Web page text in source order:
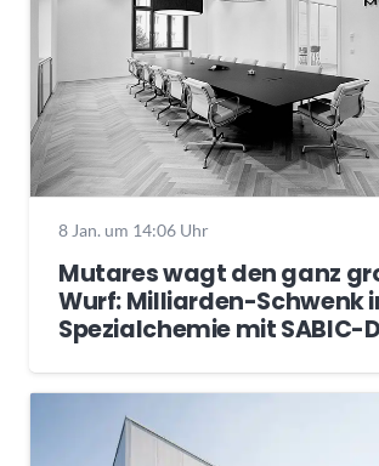
8 Jan. um 14:06 Uhr
Mutares wagt den ganz
Wurf: Milliarden-Schwenk
Spezialchemie mit SABIC-